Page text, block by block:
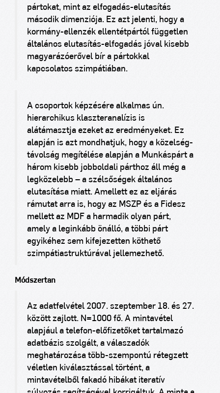
pártokat, mint az elfogadás-elutasítás
második dimenziója. Ez azt jelenti, hogy a
kormány-ellenzék ellentétpártól független
általános elutasítás-elfogadás jóval kisebb
magyarázóerővel bír a pártokkal
kapcsolatos szimpátiában.
A csoportok képzésére alkalmas ún.
hierarchikus klaszteranalízis is
alátámasztja ezeket az eredményeket. Ez
alapján is azt mondhatjuk, hogy a közelség-
távolság megítélése alapján a Munkáspárt a
három kisebb jobboldali párthoz áll még a
legközelebb – a szélsőségek általános
elutasítása miatt. Amellett ez az eljárás
rámutat arra is, hogy az MSZP és a Fidesz
mellett az MDF a harmadik olyan párt,
amely a leginkább önálló, a többi párt
egyikéhez sem kifejezetten köthető
szimpátiastruktúrával jellemezhető.
Módszertan
Az adatfelvétel 2007. szeptember 18. és 27.
között zajlott. N=1000 fő. A mintavétel
alapjául a telefon-előfizetőket tartalmazó
adatbázis szolgált, a válaszadók
meghatározása több-szempontú rétegzett
véletlen kiválasztással történt, a
mintavételből fakadó hibákat iteratív